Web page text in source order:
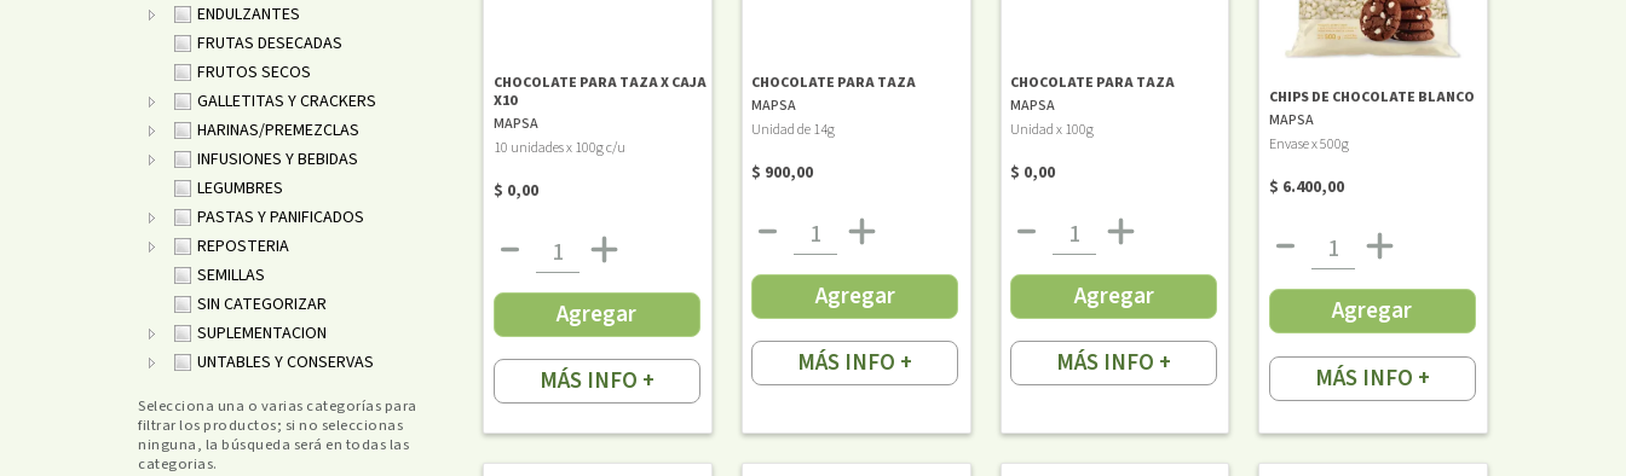
ENDULZANTES
FRUTAS DESECADAS
FRUTOS SECOS
GALLETITAS Y CRACKERS
HARINAS/PREMEZCLAS
INFUSIONES Y BEBIDAS
LEGUMBRES
PASTAS Y PANIFICADOS
REPOSTERIA
SEMILLAS
SIN CATEGORIZAR
SUPLEMENTACION
UNTABLES Y CONSERVAS
Selecciona una o varias categorías para
filtrar los productos; si no seleccionas
ninguna, la búsqueda será en todas las
categorias.
CHOCOLATE PARA TAZA X CAJA
X10
MAPSA
10 unidades x 100g c/u
$ 0,00
Agregar
MÁS INFO +
CHOCOLATE PARA TAZA
MAPSA
Unidad de 14g
$ 900,00
Agregar
MÁS INFO +
CHOCOLATE PARA TAZA
MAPSA
Unidad x 100g
$ 0,00
Agregar
MÁS INFO +
CHIPS DE CHOCOLATE BLANCO
MAPSA
Envase x 500g
$ 6.400,00
Agregar
MÁS INFO +